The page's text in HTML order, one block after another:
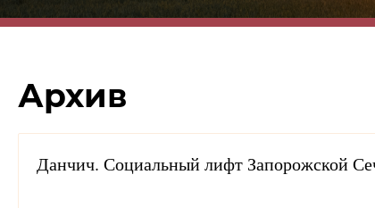
Архив
Данчич. Социальный лифт Запорожской